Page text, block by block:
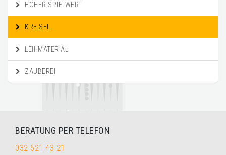
HOHER SPIELWERT
KREISEL
LEIHMATERIAL
ZAUBEREI
BERATUNG PER TELEFON
032 621 43 21